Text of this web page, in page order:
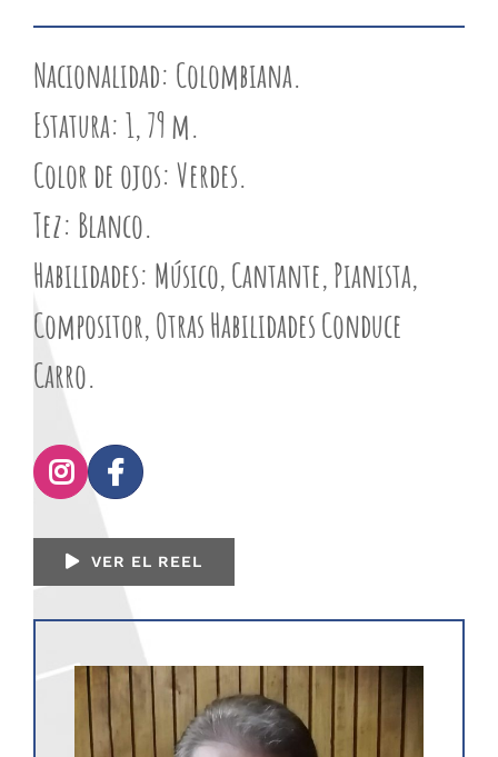
Nacionalidad: Colombiana.
Estatura: 1, 79 m.
Color de ojos: Verdes.
Tez: Blanco.
Habilidades: Músico, Cantante, Pianista,
Compositor, Otras Habilidades Conduce
Carro.
VER EL REEL